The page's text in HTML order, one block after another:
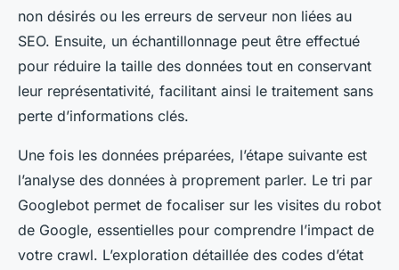
non désirés ou les erreurs de serveur non liées au
SEO. Ensuite, un échantillonnage peut être effectué
pour réduire la taille des données tout en conservant
leur représentativité, facilitant ainsi le traitement sans
perte d’informations clés.
Une fois les données préparées, l’étape suivante est
l’analyse des données à proprement parler. Le tri par
Googlebot permet de focaliser sur les visites du robot
de Google, essentielles pour comprendre l’impact de
votre crawl. L’exploration détaillée des codes d’état